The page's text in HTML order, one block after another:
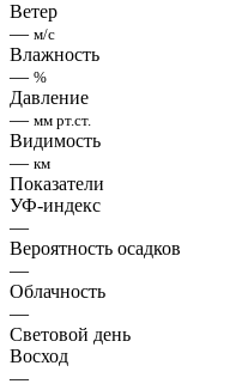
Ветер
— м/с
Влажность
— %
Давление
— мм рт.ст.
Видимость
— км
Показатели
УФ-индекс
—
Вероятность осадков
—
Облачность
—
Световой день
Восход
—